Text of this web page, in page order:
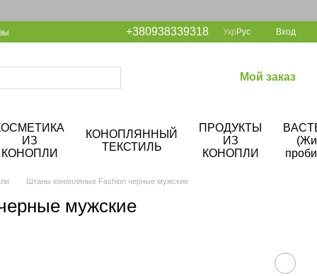
+380938339318 Укр Рус Вход
Мой заказ
ИЗ
КОНОПЛИ
КОНОПЛЯННЫЙ
ТЕКСТИЛЬ
ПРОДУКТЫ
ИЗ
КОНОПЛИ
Штаны конопляные Fashion черные мужские
мужские